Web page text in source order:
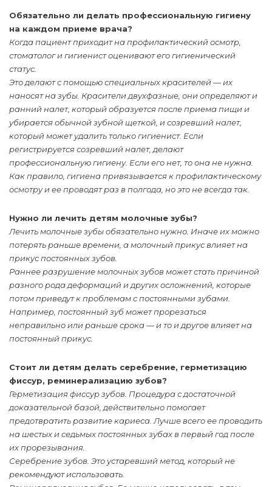
Обязательно ли делать профессиональную гигиену
на каждом приеме врача?
Когда пациент приходит на профилактический осмотр,
стоматолог и гигиенист оценивают его гигиенический
статус.
Это делают с помощью специальных красителей — их
наносят на зубы. Красители двухфазные, они определяют и
ранний налет, который образуется после приема пищи и
убирается обычной зубной щеткой, и созревший налет,
который может удалить только гигиенист. Если
регистрируется созревший налет, делают
профессиональную гигиену. Если его нет, то она не нужна.
Как правило, гигиена привязывается к профилактическому
осмотру и ее проводят раз в полгода, но это не всегда так.
Нужно ли лечить детям молочные зубы?
Лечить молочные зубы обязательно нужно. Иначе их можно
потерять раньше времени, а молочный прикус влияет на
прикус постоянных зубов.
Раннее разрушение молочных зубов может стать причиной
разного рода деформаций и других осложнений, которые
потом приведут к проблемам с постоянными зубами.
Например, постоянный зуб может прорезаться
неправильно или раньше срока — и то и другое влияет на
постоянный прикус.
Стоит ли детям делать серебрение, герметизацию
фиссур, реминерализацию зубов?
Герметизация фиссур зубов. Процедура с достаточной
доказательной базой, действительно помогает
предотвратить развитие кариеса. Лучше всего ее проводить
на шестых и седьмых постоянных зубах в первый год после
их прорезывания.
Серебрение зубов. Это устаревший метод, который не
рекомендуют использовать.